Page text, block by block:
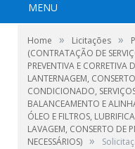
MENU
Home » Licitações »
(CONTRATAÇÃO DE
PREVENTIVA E CORRETIVA
LANTERNAGEM,
CONDICIONADO,
BALANCEAMENTO E
ÓLEO E FILTROS,
LAVAGEM, CONSERTO DE
NECESSÁRIOS) »